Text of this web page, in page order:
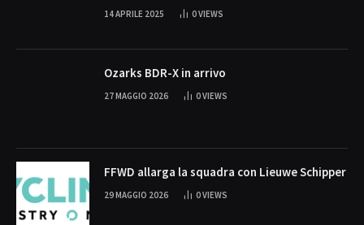
14 APRILE 2025 0VIEWS
Ozarks BDR-X in arrivo
27 MAGGIO 2026 0VIEWS
FFWD allarga la squadra con Lieuwe Schipper
29 MAGGIO 2026 0VIEWS